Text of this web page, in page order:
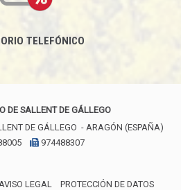
TELEFÓNICO
DE SALLENT DE GÁLLEGO
DE GÁLLEGO - ARAGÓN (ESPAÑA)
974488307
LEGAL
PROTECCIÓN DE DATOS